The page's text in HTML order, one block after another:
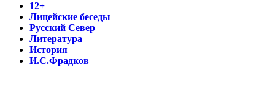
12+
Лицейские беседы
Русский Север
Литература
История
И.С.Фрадков